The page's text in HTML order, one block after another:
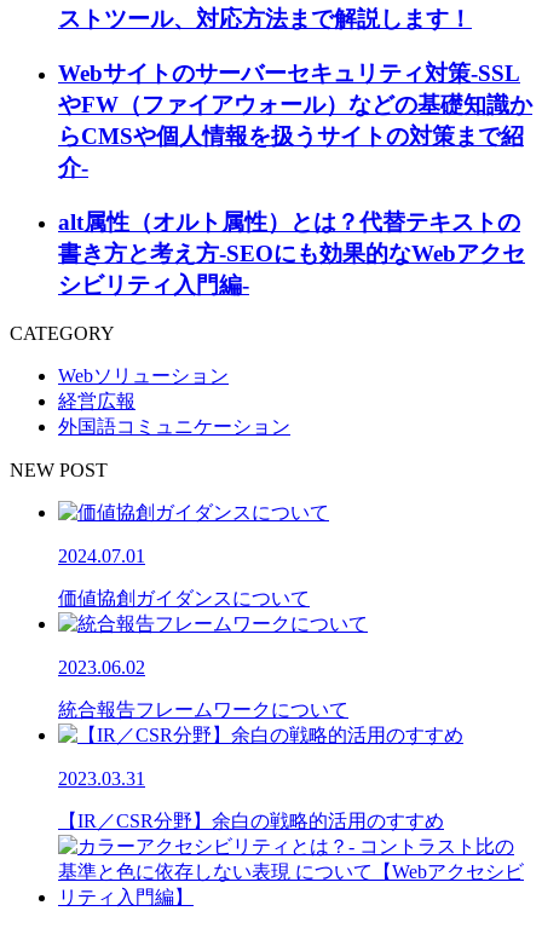
ストツール、対応方法まで解説します！
Webサイトのサーバーセキュリティ対策-SSL
やFW（ファイアウォール）などの基礎知識か
らCMSや個人情報を扱うサイトの対策まで紹
介-
alt属性（オルト属性）とは？代替テキストの
書き方と考え方-SEOにも効果的なWebアクセ
シビリティ入門編-
CATEGORY
Webソリューション
経営広報
外国語コミュニケーション
NEW POST
2024.07.01
価値協創ガイダンスについて
2023.06.02
統合報告フレームワークについて
2023.03.31
【IR／CSR分野】余白の戦略的活用のすすめ